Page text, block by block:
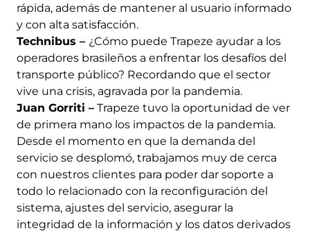
rápida, además de mantener al usuario informado
y con alta satisfacción.
Technibus – ¿Cómo puede Trapeze ayudar a los
operadores brasileños a enfrentar los desafíos del
transporte público? Recordando que el sector
vive una crisis, agravada por la pandemia.
Juan Gorriti – Trapeze tuvo la oportunidad de ver
de primera mano los impactos de la pandemia.
Desde el momento en que la demanda del
servicio se desplomó, trabajamos muy de cerca
con nuestros clientes para poder dar soporte a
todo lo relacionado con la reconfiguración del
sistema, ajustes del servicio, asegurar la
integridad de la información y los datos derivados